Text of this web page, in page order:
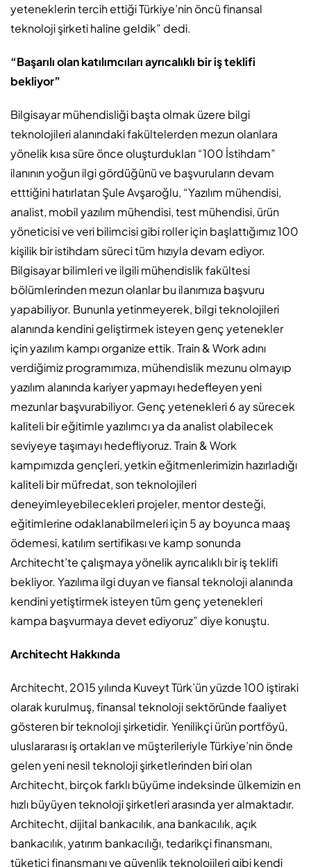
yeteneklerin tercih ettiği Türkiye’nin öncü finansal
teknoloji şirketi haline geldik” dedi.
“Başarılı olan katılımcıları ayrıcalıklı bir iş teklifi
bekliyor”
Bilgisayar mühendisliği başta olmak üzere bilgi
teknolojileri alanındaki fakültelerden mezun olanlara
yönelik kısa süre önce oluşturdukları “100 İstihdam”
ilanının yoğun ilgi gördüğünü ve başvuruların devam
etttiğini hatırlatan Şule Avşaroğlu, “Yazılım mühendisi,
analist, mobil yazılım mühendisi, test mühendisi, ürün
yöneticisi ve veri bilimcisi gibi roller için başlattığımız 100
kişilik bir istihdam süreci tüm hızıyla devam ediyor.
Bilgisayar bilimleri ve ilgili mühendislik fakültesi
bölümlerinden mezun olanlar bu ilanımıza başvuru
yapabiliyor. Bununla yetinmeyerek, bilgi teknolojileri
alanında kendini geliştirmek isteyen genç yetenekler
için yazılım kampı organize ettik. Train & Work adını
verdiğimiz programımıza, mühendislik mezunu olmayıp
yazılım alanında kariyer yapmayı hedefleyen yeni
mezunlar başvurabiliyor. Genç yetenekleri 6 ay sürecek
kaliteli bir eğitimle yazılımcı ya da analist olabilecek
seviyeye taşımayı hedefliyoruz. Train & Work
kampımızda gençleri, yetkin eğitmenlerimizin hazırladığı
kaliteli bir müfredat, son teknolojileri
deneyimleyebilecekleri projeler, mentor desteği,
eğitimlerine odaklanabilmeleri için 5 ay boyunca maaş
ödemesi, katılım sertifikası ve kamp sonunda
Architecht’te çalışmaya yönelik ayrıcalıklı bir iş teklifi
bekliyor. Yazılıma ilgi duyan ve fiansal teknoloji alanında
kendini yetiştirmek isteyen tüm genç yetenekleri
kampa başvurmaya devet ediyoruz” diye konuştu.
Architecht Hakkında
Architecht, 2015 yılında Kuveyt Türk’ün yüzde 100 iştiraki
olarak kurulmuş, finansal teknoloji sektöründe faaliyet
gösteren bir teknoloji şirketidir. Yenilikçi ürün portföyü,
uluslararası iş ortakları ve müşterileriyle Türkiye’nin önde
gelen yeni nesil teknoloji şirketlerinden biri olan
Architecht, birçok farklı büyüme indeksinde ülkemizin en
hızlı büyüyen teknoloji şirketleri arasında yer almaktadır.
Architecht, dijital bankacılık, ana bankacılık, açık
bankacılık, yatırım bankacılığı, tedarikçi finansmanı,
tüketici finansmanı ve güvenlik teknolojileri gibi kendi